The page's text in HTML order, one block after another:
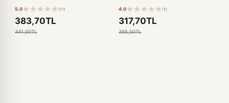
5.0 (11)
383,70TL
441,00TL
4.0 (1)
317,70TL
365,00TL